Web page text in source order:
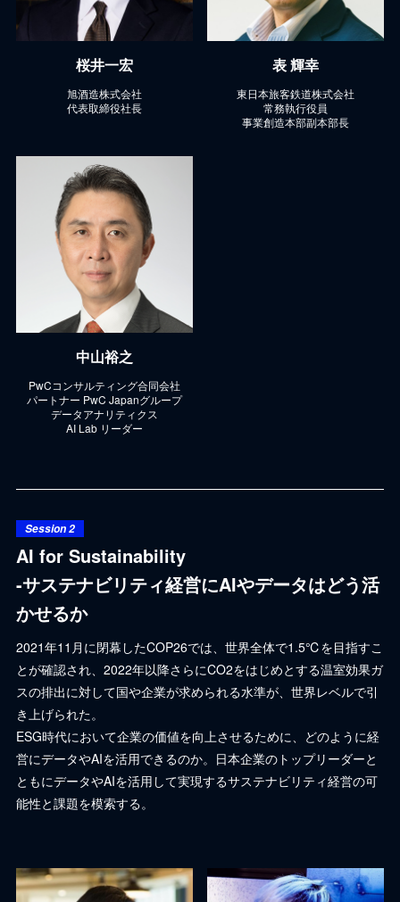
桜井一宏
旭酒造株式会社
代表取締役社長
表 輝幸
東日本旅客鉄道株式会社
常務執行役員
事業創造本部副本部長
中山裕之
PwCコンサルティング合同会社
パートナー PwC Japanグループ
データアナリティクス
AI Lab リーダー
Session 2
AI for Sustainability
-サステナビリティ経営にAIやデータはどう活
かせるか
2021年11月に閉幕したCOP26では、世界全体で1.5℃を目指すこ
とが確認され、2022年以降さらにCO2をはじめとする温室効果ガ
スの排出に対して国や企業が求められる水準が、世界レベルで引
き上げられた。
ESG時代において企業の価値を向上させるために、どのように経
営にデータやAIを活用できるのか。日本企業のトップリーダーと
ともにデータやAIを活用して実現するサステナビリティ経営の可
能性と課題を模索する。